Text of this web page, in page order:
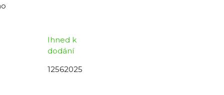
Ihned k
dodání
12562025